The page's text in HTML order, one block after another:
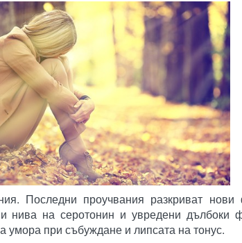
Последни проучвания разкриват
нива на серотонин и увредени дълбоки
умора при събуждане и липсата на тонус.